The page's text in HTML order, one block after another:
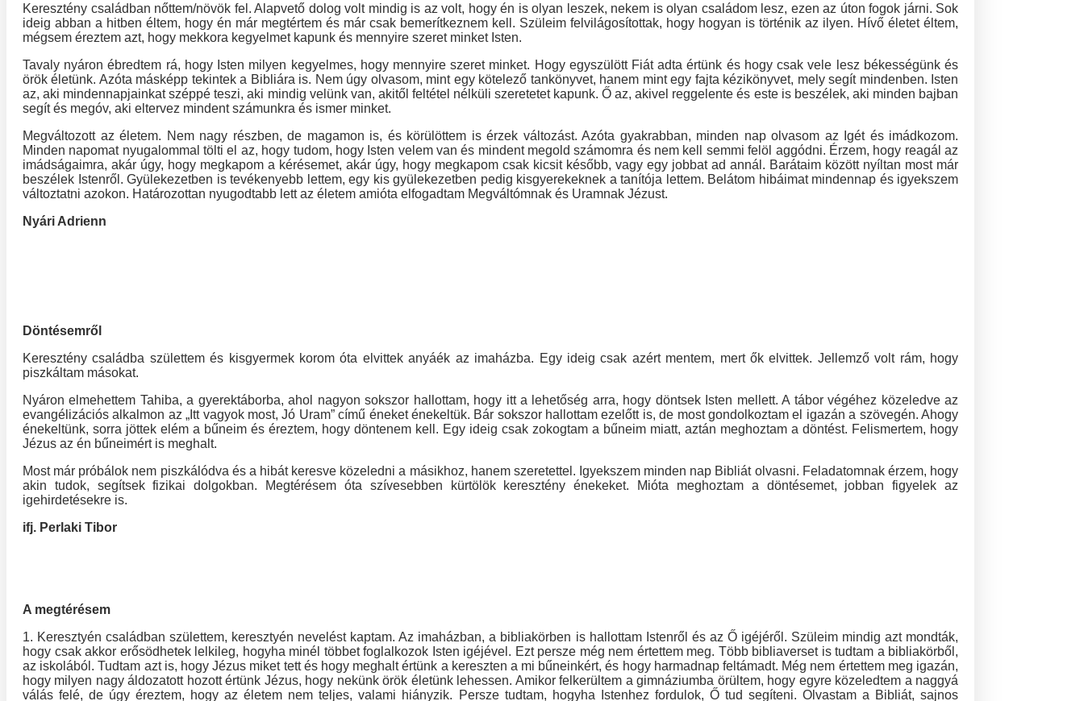
Keresztény családban nőttem/növök fel. Alapvető dolog volt mindig is az volt, hogy én is olyan leszek, nekem is olyan családom lesz, ezen az úton fogok járni. Sok
ideig abban a hitben éltem, hogy én már megtértem és már csak bemerítkeznem kell. Szüleim felvilágosítottak, hogy hogyan is történik az ilyen. Hívő életet éltem,
mégsem éreztem azt, hogy mekkora kegyelmet kapunk és mennyire szeret minket Isten.
Tavaly nyáron ébredtem rá, hogy Isten milyen kegyelmes, hogy mennyire szeret minket. Hogy egyszülött Fiát adta értünk és hogy csak vele lesz békességünk és
örök életünk. Azóta másképp tekintek a Bibliára is. Nem úgy olvasom, mint egy kötelező tankönyvet, hanem mint egy fajta kézikönyvet, mely segít mindenben. Isten
az, aki mindennapjainkat széppé teszi, aki mindig velünk van, akitől feltétel nélküli szeretetet kapunk. Ő az, akivel reggelente és este is beszélek, aki minden bajban
segít és megóv, aki eltervez mindent számunkra és ismer minket.
Megváltozott az életem. Nem nagy részben, de magamon is, és körülöttem is érzek változást. Azóta gyakrabban, minden nap olvasom az Igét és imádkozom.
Minden napomat nyugalommal tölti el az, hogy tudom, hogy Isten velem van és mindent megold számomra és nem kell semmi felöl aggódni. Érzem, hogy reagál az
imádságaimra, akár úgy, hogy megkapom a kérésemet, akár úgy, hogy megkapom csak kicsit később, vagy egy jobbat ad annál. Barátaim között nyíltan most már
beszélek Istenről. Gyülekezetben is tevékenyebb lettem, egy kis gyülekezetben pedig kisgyerekeknek a tanítója lettem. Belátom hibáimat mindennap és igyekszem
változtatni azokon. Határozottan nyugodtabb lett az életem amióta elfogadtam Megváltómnak és Uramnak Jézust.
Nyári Adrienn
Döntésemről
Keresztény családba születtem és kisgyermek korom óta elvittek anyáék az imaházba. Egy ideig csak azért mentem, mert ők elvittek. Jellemző volt rám, hogy
piszkáltam másokat.
Nyáron elmehettem Tahiba, a gyerektáborba, ahol nagyon sokszor hallottam, hogy itt a lehetőség arra, hogy döntsek Isten mellett. A tábor végéhez közeledve az
evangélizációs alkalmon az „Itt vagyok most, Jó Uram” című éneket énekeltük. Bár sokszor hallottam ezelőtt is, de most gondolkoztam el igazán a szövegén. Ahogy
énekeltünk, sorra jöttek elém a bűneim és éreztem, hogy döntenem kell. Egy ideig csak zokogtam a bűneim miatt, aztán meghoztam a döntést. Felismertem, hogy
Jézus az én bűneimért is meghalt.
Most már próbálok nem piszkálódva és a hibát keresve közeledni a másikhoz, hanem szeretettel. Igyekszem minden nap Bibliát olvasni. Feladatomnak érzem, hogy
akin tudok, segítsek fizikai dolgokban. Megtérésem óta szívesebben kürtölök keresztény énekeket. Mióta meghoztam a döntésemet, jobban figyelek az
igehirdetésekre is.
ifj. Perlaki Tibor
A megtérésem
1. Keresztyén családban születtem, keresztyén nevelést kaptam. Az imaházban, a bibliakörben is hallottam Istenről és az Ő igéjéről. Szüleim mindig azt mondták,
hogy csak akkor erősödhetek lelkileg, hogyha minél többet foglalkozok Isten igéjével. Ezt persze még nem értettem meg. Több bibliaverset is tudtam a bibliakörből,
az iskolából. Tudtam azt is, hogy Jézus miket tett és hogy meghalt értünk a kereszten a mi bűneinkért, és hogy harmadnap feltámadt. Még nem értettem meg igazán,
hogy milyen nagy áldozatott hozott értünk Jézus, hogy nekünk örök életünk lehessen. Amikor felkerültem a gimnáziumba örültem, hogy egyre közeledtem a naggyá
válás felé, de úgy éreztem, hogy az életem nem teljes, valami hiányzik. Persze tudtam, hogyha Istenhez fordulok, Ő tud segíteni. Olvastam a Bibliát, sajnos